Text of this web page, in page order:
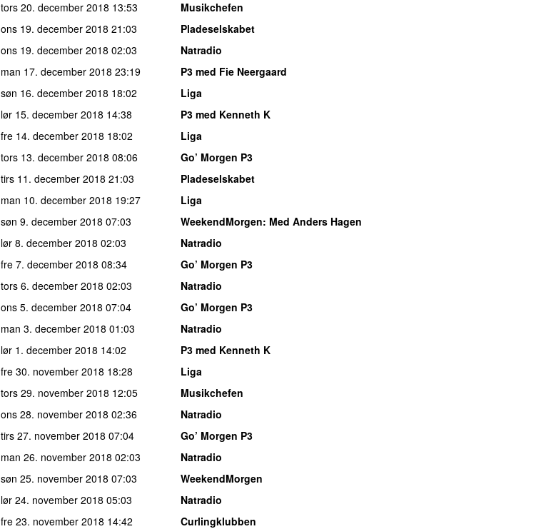
tors 20. december 2018 13:53
Musikchefen
ons 19. december 2018 21:03
Pladeselskabet
ons 19. december 2018 02:03
Natradio
man 17. december 2018 23:19
P3 med Fie Neergaard
søn 16. december 2018 18:02
Liga
lør 15. december 2018 14:38
P3 med Kenneth K
fre 14. december 2018 18:02
Liga
tors 13. december 2018 08:06
Go’ Morgen P3
tirs 11. december 2018 21:03
Pladeselskabet
man 10. december 2018 19:27
Liga
søn 9. december 2018 07:03 WeekendMorgen: Med Anders Hagen
lør 8. december 2018 02:03
Natradio
fre 7. december 2018 08:34
Go’ Morgen P3
tors 6. december 2018 02:03
Natradio
ons 5. december 2018 07:04
Go’ Morgen P3
man 3. december 2018 01:03
Natradio
lør 1. december 2018 14:02
P3 med Kenneth K
fre 30. november 2018 18:28
Liga
tors 29. november 2018 12:05
Musikchefen
ons 28. november 2018 02:36
Natradio
tirs 27. november 2018 07:04
Go’ Morgen P3
man 26. november 2018 02:03
Natradio
søn 25. november 2018 07:03
WeekendMorgen
lør 24. november 2018 05:03
Natradio
fre 23. november 2018 14:42
Curlingklubben